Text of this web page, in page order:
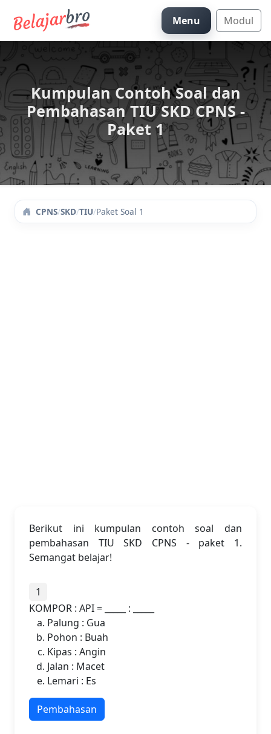
Menu Modul
Kumpulan Contoh Soal dan
Pembahasan TIU SKD CPNS -
Paket 1
CPNS/SKD/TIU/Paket Soal 1
Berikut ini kumpulan contoh soal dan
pembahasan TIU SKD CPNS - paket 1.
Semangat belajar!
1
KOMPOR : API = _____ : _____
Palung : Gua
Pohon : Buah
Kipas : Angin
Jalan : Macet
Lemari : Es
Pembahasan